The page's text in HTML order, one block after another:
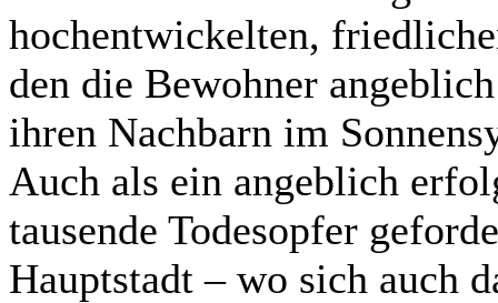
hochentwickelten,
den die Bewohner
ihren Nachbarn im
Auch als ein angeblich
tausende Todesopfer
Hauptstadt – wo sich auch